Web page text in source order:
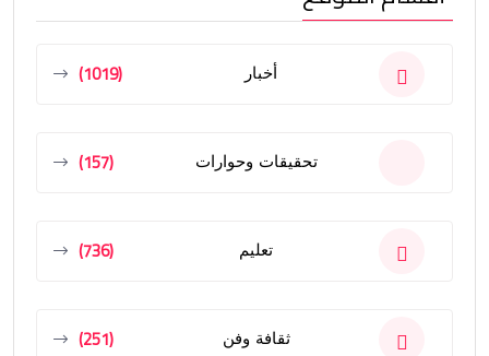
أخبار (1019)
تحقيقات وحوارات (157)
تعليم (736)
ثقافة وفن (251)